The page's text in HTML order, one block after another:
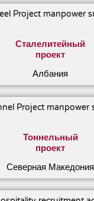
Сталелитейный
проект
Албания
Тоннельный
проект
Северная Македония